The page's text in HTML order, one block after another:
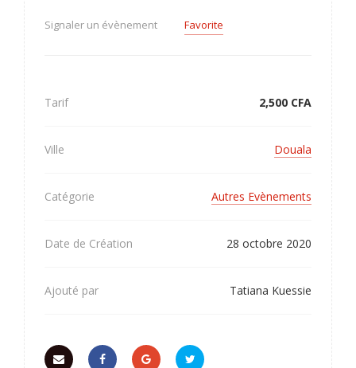
Signaler un évènement Favorite
Tarif 2,500 CFA
Ville Douala
Catégorie Autres Evènements
Date de Création 28 octobre 2020
Ajouté par Tatiana Kuessie